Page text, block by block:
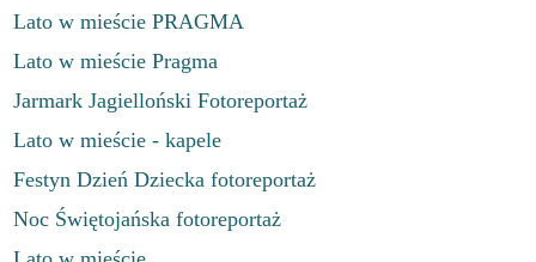
Lato w mieście PRAGMA
Lato w mieście Pragma
Jarmark Jagielloński Fotoreportaż
Lato w mieście - kapele
Festyn Dzień Dziecka fotoreportaż
Noc Świętojańska fotoreportaż